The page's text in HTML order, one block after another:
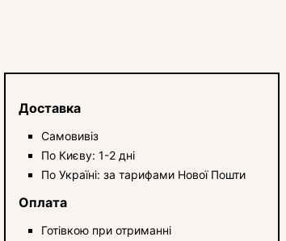
Доставка
Самовивіз
По Києву: 1-2 дні
По Україні: за тарифами Нової Пошти
Оплата
Готівкою при отриманні